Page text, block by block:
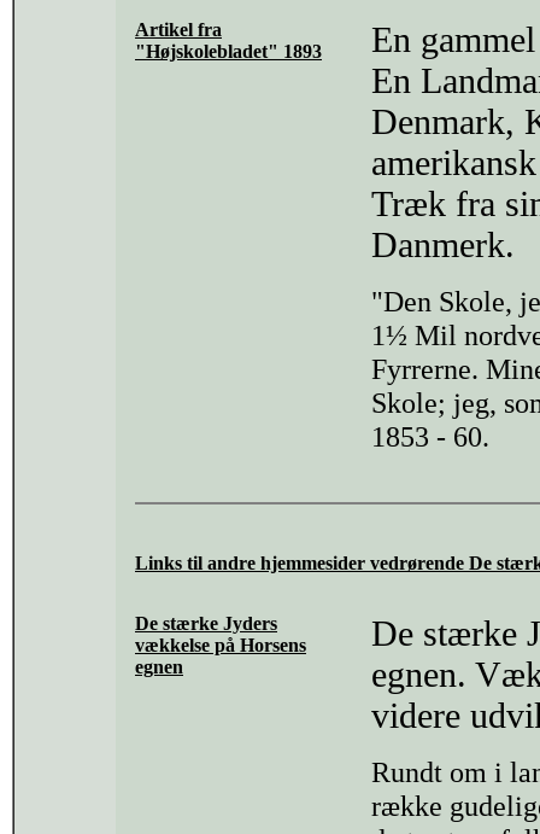
Artikel fra
"Højskolebladet" 1893
En
En
Denmark,
Træk fra
Danmerk.
"Den Skole,
1½ Mil
Fyrrerne.
Skole; jeg,
1853 - 60.
Links til andre hjemmesider vedrørende De
De stærke Jyders
vækkelse på Horsens
egnen
De stærke
egnen.
videre
Rundt om i
række